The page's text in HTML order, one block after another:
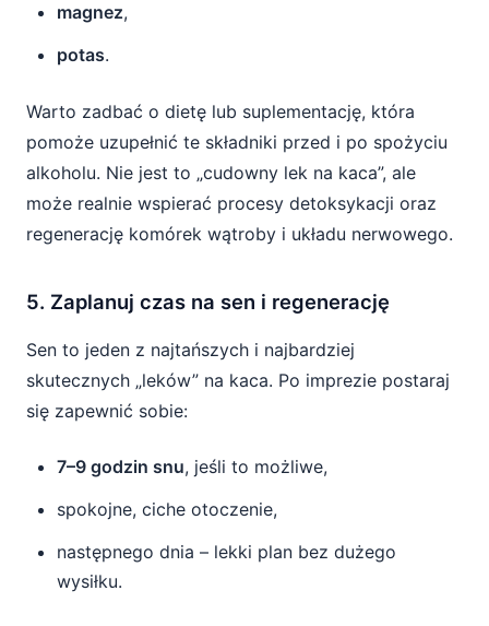
magnez,
potas.
Warto zadbać o dietę lub suplementację, która
pomoże uzupełnić te składniki przed i po spożyciu
alkoholu. Nie jest to „cudowny lek na kaca”, ale
może realnie wspierać procesy detoksykacji oraz
regenerację komórek wątroby i układu nerwowego.
5. Zaplanuj czas na sen i regenerację
Sen to jeden z najtańszych i najbardziej
skutecznych „leków” na kaca. Po imprezie postaraj
się zapewnić sobie:
7–9 godzin snu, jeśli to możliwe,
spokojne, ciche otoczenie,
następnego dnia – lekki plan bez dużego
wysiłku.